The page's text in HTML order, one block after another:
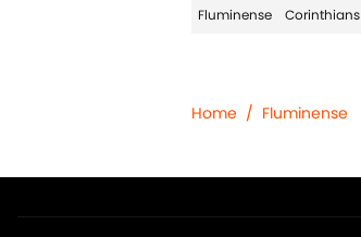
Fluminense Corinthians
Home / Fluminense